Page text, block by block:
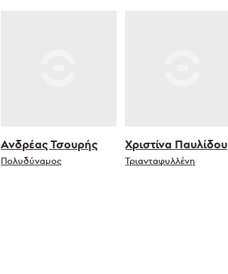
Ανδρέας Τσουρής
Πολυδύναμος
Χριστίνα Παυλίδου
Τριανταφυλλένη